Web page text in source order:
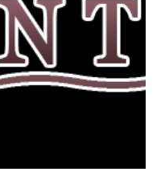
Titolo: Wool (Silo
2013 Editore:
fosse letale e l’aria
vivessi in un luogo dove
le tue scelte possono
è il mondo di Wool. In